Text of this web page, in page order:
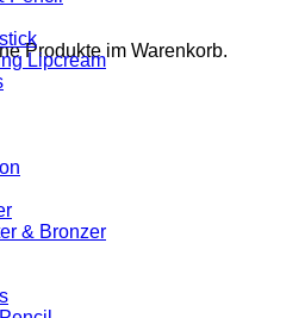
Produkte im Warenkorb.
Lipcream
& Bronzer